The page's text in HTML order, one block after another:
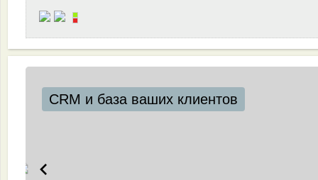
CRM и база ваших клиентов